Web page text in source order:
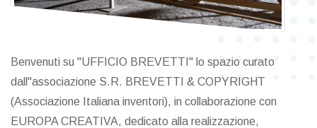
Benvenuti su "UFFICIO BREVETTI" lo spazio curato
dall"associazione S.R. BREVETTI & COPYRIGHT
(Associazione Italiana inventori), in collaborazione con
EUROPA CREATIVA, dedicato alla realizzazione,